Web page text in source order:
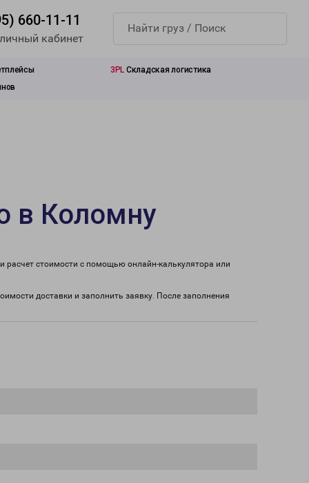
660-11-11
кабинет
3PL Складская логистика
в Коломну
расчет стоимости с помощью онлайн-калькулятора или
доставки и заполнить заявку. После заполнения